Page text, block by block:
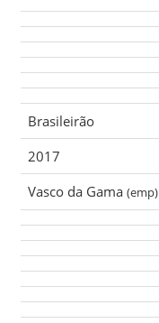
Brasileirão
2017
Vasco da Gama (emp)